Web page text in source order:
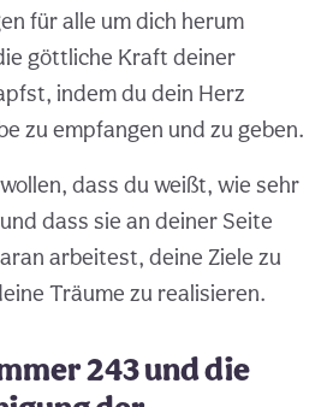
für alle um dich herum
göttliche Kraft deiner
indem du dein Herz
zu empfangen und zu geben.
dass du weißt, wie sehr
dass sie an deiner Seite
arbeitest, deine Ziele zu
Träume zu realisieren.
243 und die